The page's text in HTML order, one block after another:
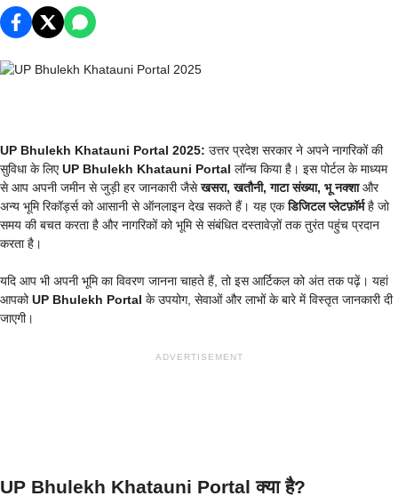
UP Bhulekh Khatauni Portal 2025: उत्तर प्रदेश सरकार ने अपने नागरिकों की
सुविधा के लिएUP Bhulekh Khatauni Portal लॉन्च किया है। इस पोर्टल के माध्यम
से आप अपनी जमीन से जुड़ी हर जानकारी जैसेखसरा, खतौनी, गाटा संख्या, भू नक्शाऔर
अन्य भूमि रिकॉर्ड्स को आसानी से ऑनलाइन देख सकते हैं। यह एकडिजिटल प्लेटफ़ॉर्महै जो
समय की बचत करता है और नागरिकों को भूमि से संबंधित दस्तावेज़ों तक तुरंत पहुंच प्रदान
करता है।
यदि आप भी अपनी भूमि का विवरण जानना चाहते हैं, तो इस आर्टिकल को अंत तक पढ़ें। यहां
आपकोUP Bhulekh Portal के उपयोग, सेवाओं और लाभों के बारे में विस्तृत जानकारी दी
जाएगी।
ADVERTISEMENT
UP Bhulekh Khatauni Portal क्या है?